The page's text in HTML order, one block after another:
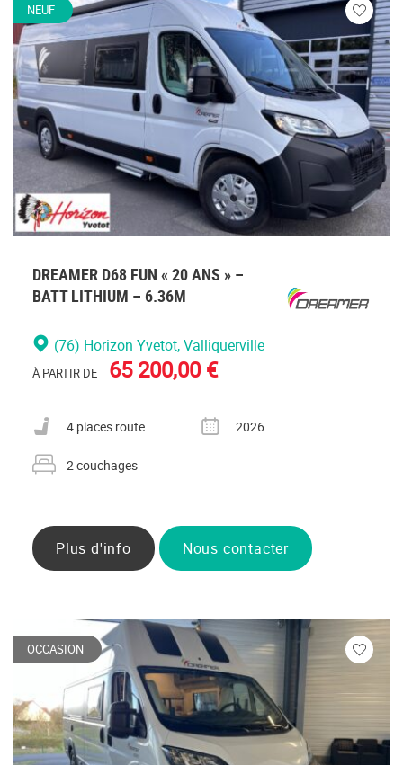
NEUF
Veuillez
vous
DREAMER D68 FUN « 20 ANS » –
BATT LITHIUM – 6.36M
(76) Horizon Yvetot, Valliquerville
À PARTIR DE 65 200,00 €
Nombre de places carte grise
4 places route
Année
2026
Nombre de couchages
2 couchages
Plus d'info Nous contacter
OCCASION
Veuillez